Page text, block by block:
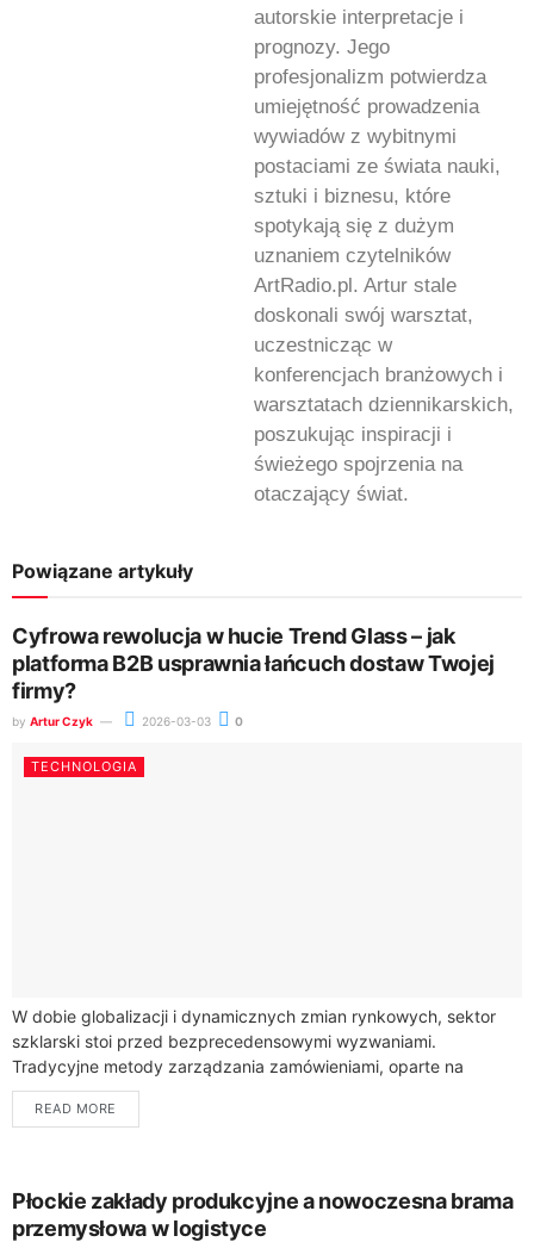
autorskie interpretacje i
prognozy. Jego
profesjonalizm potwierdza
umiejętność prowadzenia
wywiadów z wybitnymi
postaciami ze świata nauki,
sztuki i biznesu, które
spotykają się z dużym
uznaniem czytelników
ArtRadio.pl. Artur stale
doskonali swój warsztat,
uczestnicząc w
konferencjach branżowych i
warsztatach dziennikarskich,
poszukując inspiracji i
świeżego spojrzenia na
otaczający świat.
Powiązane artykuły
Cyfrowa rewolucja w hucie Trend Glass – jak
platforma B2B usprawnia łańcuch dostaw Twojej
firmy?
by Artur Czyk 2026-03-03 0
TECHNOLOGIA
W dobie globalizacji i dynamicznych zmian rynkowych, sektor
szklarski stoi przed bezprecedensowymi wyzwaniami.
Tradycyjne metody zarządzania zamówieniami, oparte na
wielogodzinnych rozmowach telefonicznych i setkach
wymienianych wiadomości e-mail, powoli odchodzą do...
READ MORE
Płockie zakłady produkcyjne a nowoczesna brama
przemysłowa w logistyce